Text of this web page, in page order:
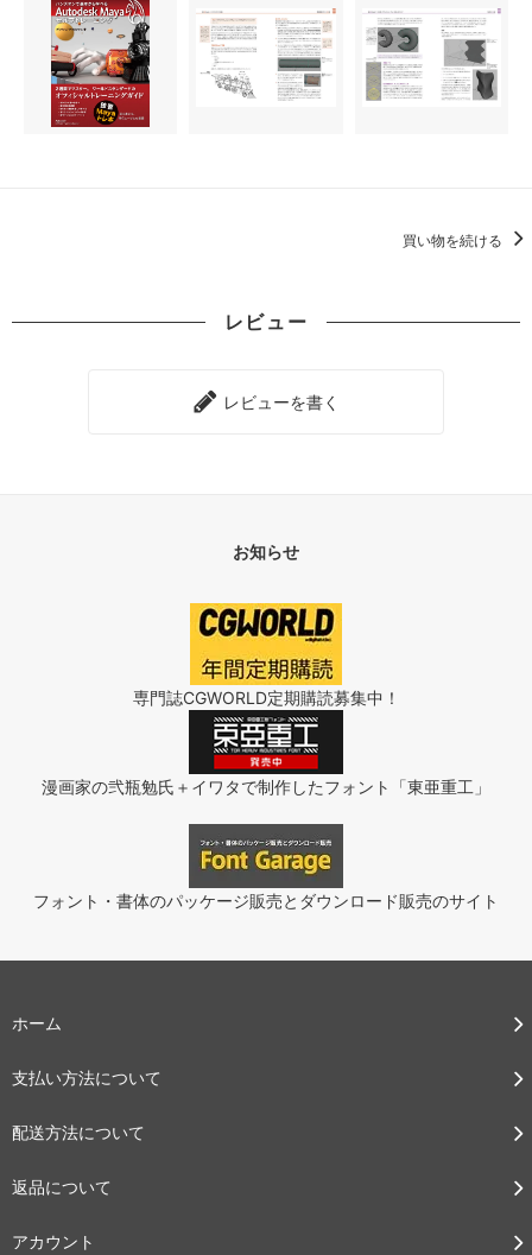
買い物を続ける
レビュー
レビューを書く
お知らせ
専門誌CGWORLD定期購読募集中！
漫画家の弐瓶勉氏＋イワタで制作したフォント「東亜重工」
フォント・書体のパッケージ販売とダウンロード販売のサイト
ホーム
支払い方法について
配送方法について
返品について
アカウント